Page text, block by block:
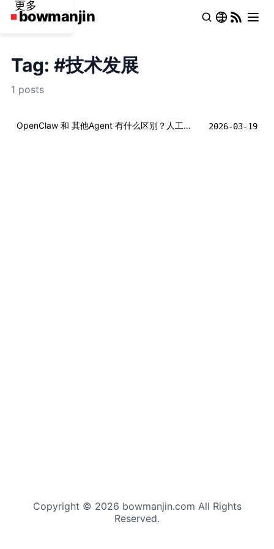
更多
Tag: #技术发展
1 posts
OpenClaw 和 其他Agent 有什么区别？人工智能发展编年史 2026-03-19
Copyright © 2026 bowmanjin.com All Rights
Reserved.